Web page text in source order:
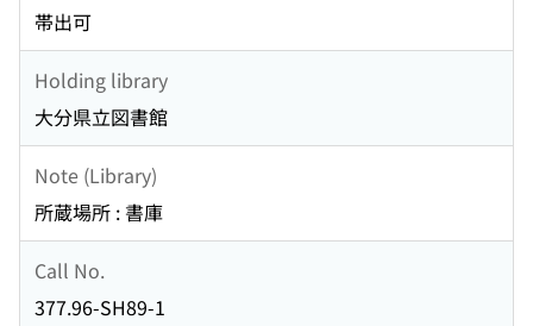
帯出可
Holding library
大分県立図書館
Note (Library)
所蔵場所 : 書庫
Call No.
377.96-SH89-1